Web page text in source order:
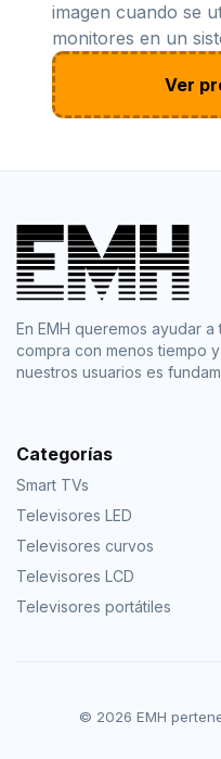
imagen cuando se
monitores en un
Ver
En EMH queremos ayudar
compra con menos tiempo
nuestros usuarios es
Categorías
Smart TVs
Televisores LED
Televisores curvos
Televisores LCD
Televisores portátiles
© 2026 EMH